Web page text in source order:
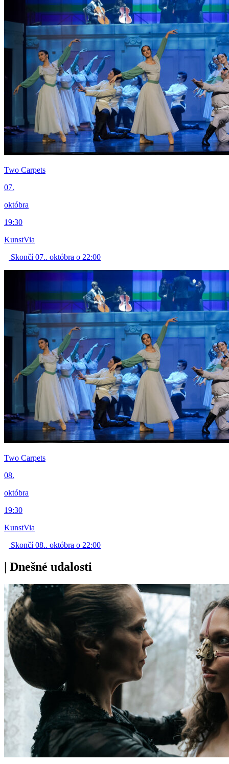
Two Carpets
07.
októbra
19:30
KunstVia
Skončí 07.. októbra o 22:00
Two Carpets
08.
októbra
19:30
KunstVia
Skončí 08.. októbra o 22:00
| Dnešné udalosti